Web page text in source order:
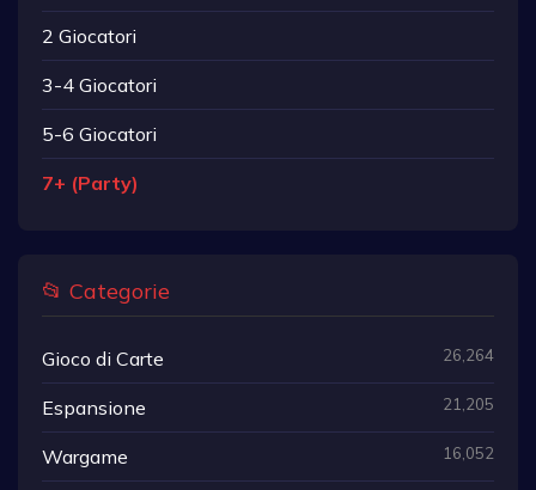
2 Giocatori
3-4 Giocatori
5-6 Giocatori
7+ (Party)
📂 Categorie
Gioco di Carte 26,264
Espansione 21,205
Wargame 16,052